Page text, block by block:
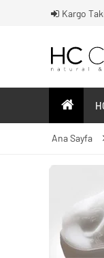
Kargo
Ana Sayfa